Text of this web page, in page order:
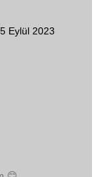
Eylül 2023